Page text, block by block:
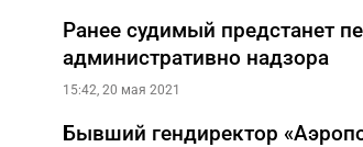
Ранее судимый предстанет
административно надзора
15:42, 20 мая 2021
Бывший гендиректор